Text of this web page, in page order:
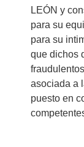
LEÓN y
para su
para su
que dichos
asociada a
puesto en